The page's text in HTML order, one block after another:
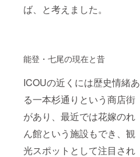
ば、と考えました。
能登・七尾の現在と昔
ICOUの近くには歴史情緒あ
る一本杉通りという商店街
があり、最近では花嫁のれ
ん館という施設もでき、観
光スポットとして注目され